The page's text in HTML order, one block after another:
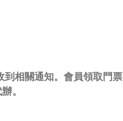
到相關通知。會員領取門票
。